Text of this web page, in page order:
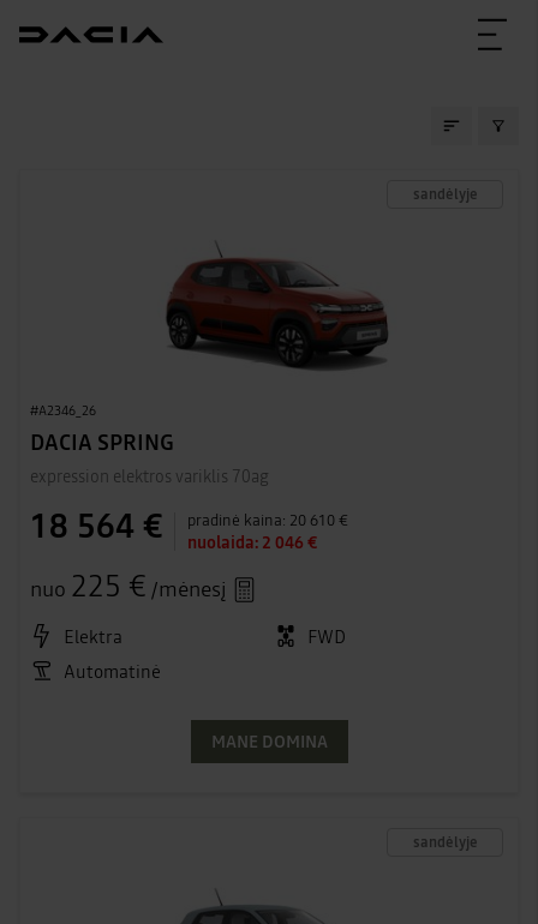
SANDĖLIO
sandėlyje
#A2346_26
DACIA SPRING
expression elektros variklis 70ag
18 564 € pradinė kaina: 20 610 €
nuolaida: 2 046 €
nuo 225 € /mėnesį
Elektra
FWD
Automatinė
MANE DOMINA
sandėlyje